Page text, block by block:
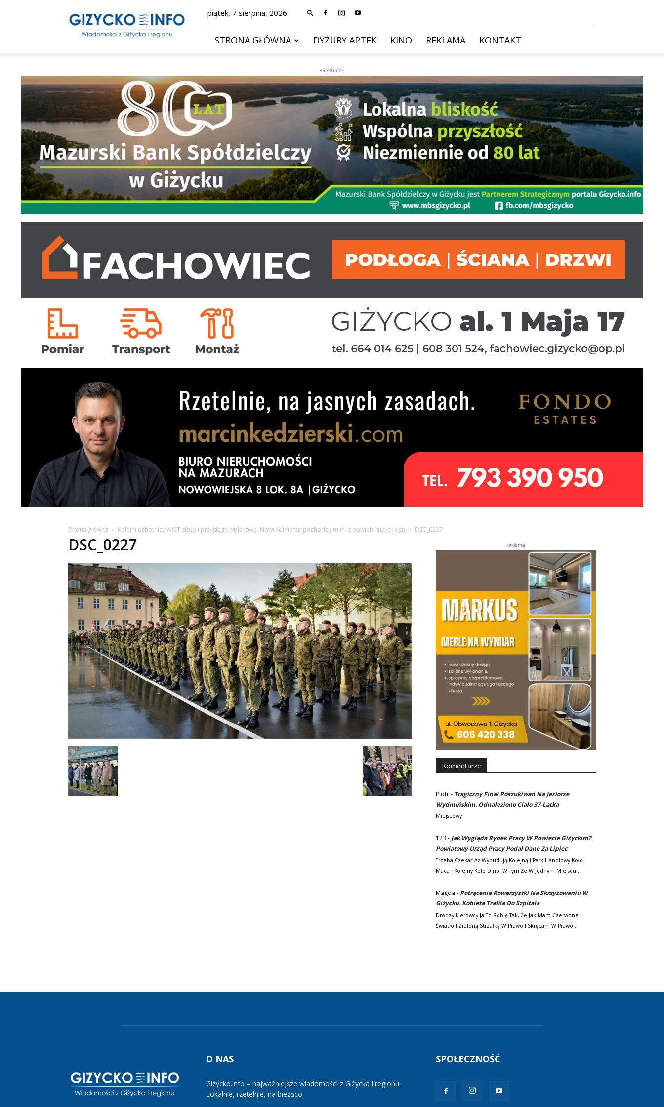
–
wiadomości
piątek, 7 sierpnia, 2026
STRONA GŁÓWNA DYŻURY APTEK KINO REKLAMA KONTAKT
-Reklama-
Strona główna Kolejni ochotnicy WOT złożyli przysięgę wojskową. Nowi żołnierze pochodzą m.in. z powiatu giżyckiego DSC_0227
DSC_0227 reklama
Komentarze
Piotr- Tragiczny Finał Poszukiwań Na Jeziorze
Wydmińskim. Odnaleziono Ciało 37-Latka
Miejscowy
123 - Jak Wygląda Rynek Pracy W Powiecie Giżyckim?
Powiatowy Urząd Pracy Podał Dane Za Lipiec
Trzeba Czekać Aż Wybudują Kolejną I Park Handlowy Koło
Maca I Kolejny Koło Dino. W Tym Że W Jednym Miejscu…
Magda - Potrącenie Rowerzystki Na Skrzyżowaniu W
Giżycku. Kobieta Trafiła Do Szpitala
Drodzy Kierowcy Ja To Robię Tak, Że Jak Mam Czerwone
Światło I Zieloną Strzałkę W Prawo I Skręcam W Prawo…
O NAS
Gizycko.info – najważniejsze wiadomości z Giżycka i regionu.
Lokalnie, rzetelnie, na bieżąco.
SPOŁECZNOŚĆ